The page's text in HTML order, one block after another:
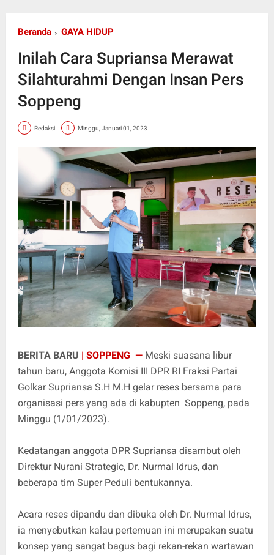
Beranda GAYA HIDUP
Inilah Cara Supriansa Merawat
Silahturahmi Dengan Insan Pers
Soppeng
Redaksi Minggu, Januari 01, 2023
BERITA BARU | SOPPENG —Meski suasana libur
tahun baru, Anggota Komisi III DPR RI Fraksi Partai
Golkar Supriansa S.H M.H gelar reses bersama para
organisasi pers yang ada di kabupten Soppeng, pada
Minggu (1/01/2023).
Kedatangan anggota DPR Supriansa disambut oleh
Direktur Nurani Strategic, Dr. Nurmal Idrus, dan
beberapa tim Super Peduli bentukannya.
Acara reses dipandu dan dibuka oleh Dr. Nurmal Idrus,
ia menyebutkan kalau pertemuan ini merupakan suatu
konsep yang sangat bagus bagi rekan-rekan wartawan